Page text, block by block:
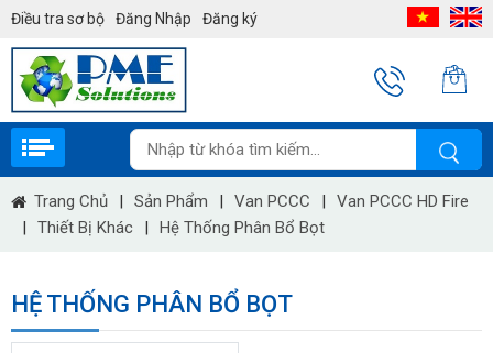
Điều tra sơ bộ Đăng Nhập Đăng ký
Trang Chủ | Sản Phẩm | Van PCCC |
Van PCCC HD Fire
|
Thiết Bị Khác | Hệ Thống Phân Bổ Bọt
HỆ THỐNG PHÂN BỔ BỌT